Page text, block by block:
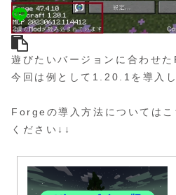
遊びたいバージョンに合わせ
今回は例として1.20.1を導入し
Forgeの導入方法についてはこ
ください↓↓